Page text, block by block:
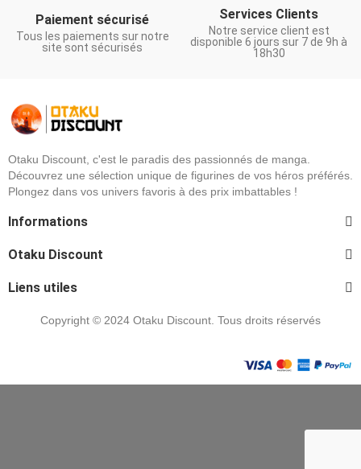
Paiement sécurisé
Tous les paiements sur notre
site sont sécurisés
Services Clients
Notre service client est
disponible 6 jours sur 7 de 9h à
18h30
Otaku Discount, c'est le paradis des passionnés de manga.
Découvrez une sélection unique de figurines de vos héros préférés.
Plongez dans vos univers favoris à des prix imbattables !
Informations
Otaku Discount
Liens utiles
Copyright © 2024 Otaku Discount. Tous droits réservés